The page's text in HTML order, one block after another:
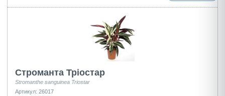
Строманта Тріocтар
Stromanthe sanguinea Triostar
Артикул: 26017